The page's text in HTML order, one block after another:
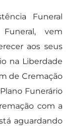
Funeral
vem
aos seus
na Liberdade
de Cremação
Funerário
com a
aguardando